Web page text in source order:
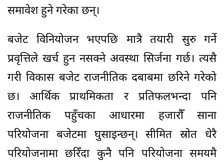
समावेश हुने गरेका छन्।
बजेट विनियोजन भएपछि मात्रै तयारी सुरु गर्ने
प्रवृत्तिले खर्च हुन नसक्ने अवस्था सिर्जना गर्छ। त्यसै
गरी विकास बजेट राजनीतिक दबाबमा छरिने गरेको
छ। आर्थिक प्राथमिकता र प्रतिफलभन्दा पनि
राजनीतिक पहुँचका आधारमा हजारौँ साना
परियोजना बजेटमा घुसाइन्छन्। सीमित स्रोत धेरै
परियोजनामा छरिँदा कुनै पनि परियोजना समयमै